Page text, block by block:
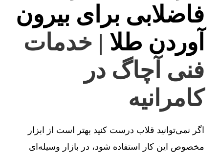
فاضلابی برای بیرون
آوردن طلا | خدمات
فنی آچاگ در
کامرانیه
اگر نمی‌توانید قلاب درست کنید بهتر است از ابزار
مخصوص این کار استفاده شود، در بازار وسیله‌ای